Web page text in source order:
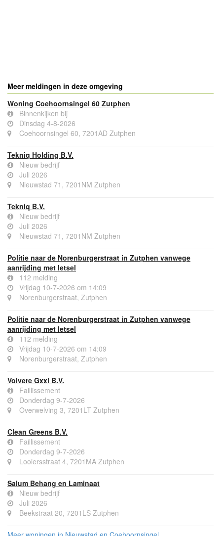
Meer meldingen in deze omgeving
Woning Coehoornsingel 60 Zutphen
Binnenkijken bij
Dinsdag 4-8-2026
Coehoornsingel 60, 7201AD Zutphen
Tekniq Holding B.V.
Nieuw bedrijf
Juli 2026
Nieuwstad 71, 7201NM Zutphen
Tekniq B.V.
Nieuw bedrijf
Juli 2026
Nieuwstad 71, 7201NM Zutphen
Politie naar de Norenburgerstraat in Zutphen vanwege
aanrijding met letsel
112 melding
Vrijdag 10-7-2026 om 14:09
Norenburgerstraat, Zutphen
Politie naar de Norenburgerstraat in Zutphen vanwege
aanrijding met letsel
112 melding
Vrijdag 10-7-2026 om 14:09
Norenburgerstraat, Zutphen
Volvere Gxxi B.V.
Faillissement
Donderdag 9-7-2026
Overwelving 3, 7201LT Zutphen
Clean Greens B.V.
Faillissement
Donderdag 9-7-2026
Looiersstraat 4, 7201MA Zutphen
Salum Behang en Laminaat
Nieuw bedrijf
Juli 2026
Beekstraat 20, 7201LS Zutphen